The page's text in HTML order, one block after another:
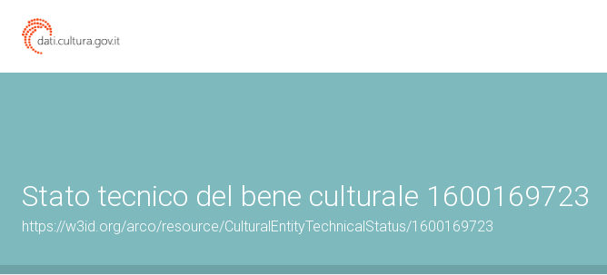
Stato tecnico del bene culturale 1600169723
https://w3id.org/arco/resource/CulturalEntityTechnicalStatus/1600169723